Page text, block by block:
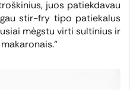
juos patiekdavau
stir-fry tipo patiekalus
mėgstu virti sultinius ir